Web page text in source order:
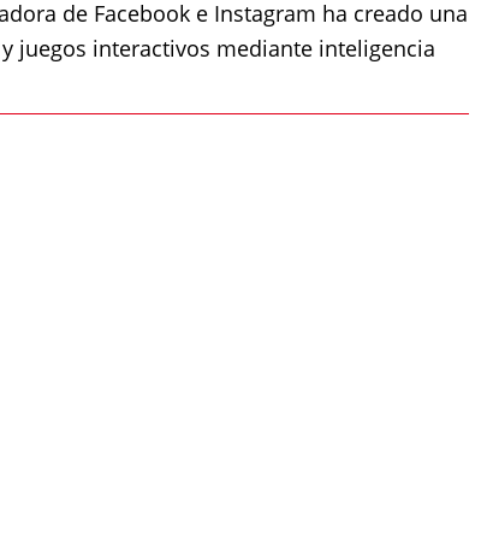
de Facebook e Instagram ha creado una
juegos interactivos mediante inteligencia